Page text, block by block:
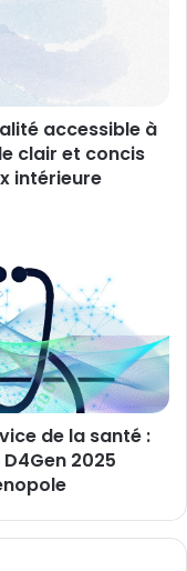
accessible à
clair et concis
intérieure
de la santé :
2025